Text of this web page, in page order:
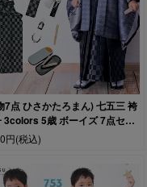
7点 ひさかたろまん) 七五三 袴
3colors 5歳 ボーイズ 7点セッ
円(税込)